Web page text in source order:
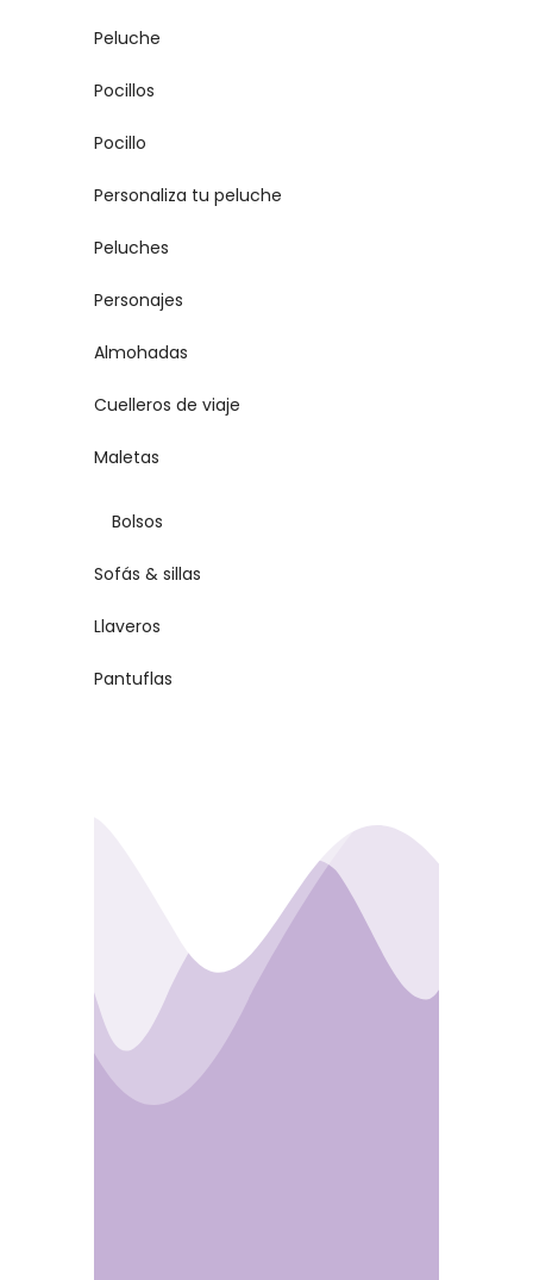
Peluche
Pocillos
Pocillo
Personaliza tu peluche
Peluches
Personajes
Almohadas
Cuelleros de viaje
Maletas
Bolsos
Sofás & sillas
Llaveros
Pantuflas